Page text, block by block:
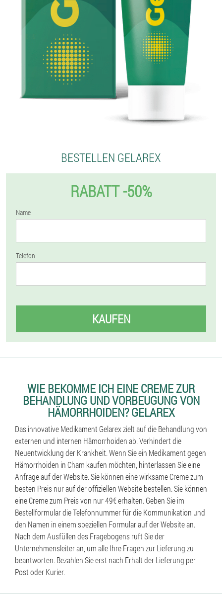
BESTELLEN GELAREX
RABATT -50%
Name
Telefon
KAUFEN
WIE BEKOMME ICH EINE CREME ZUR
BEHANDLUNG UND VORBEUGUNG VON
HÄMORRHOIDEN? GELAREX
Das innovative Medikament Gelarex zielt auf die Behandlung von
externen und internen Hämorrhoiden ab. Verhindert die
Neuentwicklung der Krankheit. Wenn Sie ein Medikament gegen
Hämorrhoiden in Cham kaufen möchten, hinterlassen Sie eine
Anfrage auf der Website. Sie können eine wirksame Creme zum
besten Preis nur auf der offiziellen Website bestellen. Sie können
eine Creme zum Preis von nur 49€ erhalten. Geben Sie im
Bestellformular die Telefonnummer für die Kommunikation und
den Namen in einem speziellen Formular auf der Website an.
Nach dem Ausfüllen des Fragebogens ruft Sie der
Unternehmensleiter an, um alle Ihre Fragen zur Lieferung zu
beantworten. Bezahlen Sie erst nach Erhalt der Lieferung per
Post oder Kurier.